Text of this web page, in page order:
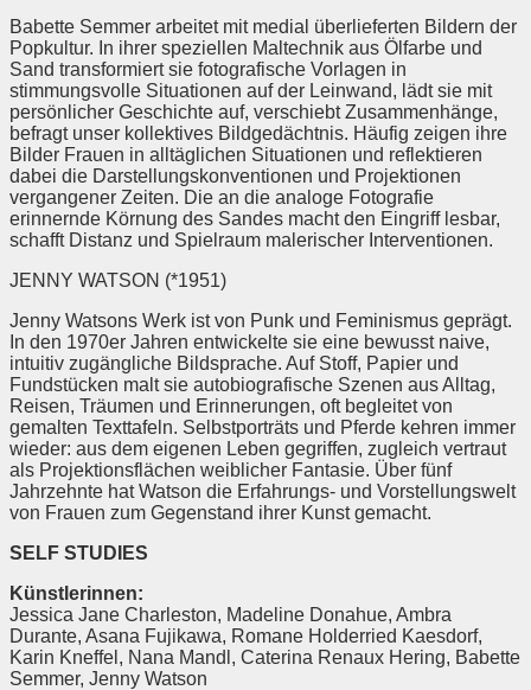
Babette Semmer arbeitet mit medial überlieferten Bildern der
Popkultur. In ihrer speziellen Maltechnik aus Ölfarbe und
Sand transformiert sie fotografische Vorlagen in
stimmungsvolle Situationen auf der Leinwand, lädt sie mit
persönlicher Geschichte auf, verschiebt Zusammenhänge,
befragt unser kollektives Bildgedächtnis. Häufig zeigen ihre
Bilder Frauen in alltäglichen Situationen und reflektieren
dabei die Darstellungskonventionen und Projektionen
vergangener Zeiten. Die an die analoge Fotografie
erinnernde Körnung des Sandes macht den Eingriff lesbar,
schafft Distanz und Spielraum malerischer Interventionen.
JENNY WATSON (*1951)
Jenny Watsons Werk ist von Punk und Feminismus geprägt.
In den 1970er Jahren entwickelte sie eine bewusst naive,
intuitiv zugängliche Bildsprache. Auf Stoff, Papier und
Fundstücken malt sie autobiografische Szenen aus Alltag,
Reisen, Träumen und Erinnerungen, oft begleitet von
gemalten Texttafeln. Selbstporträts und Pferde kehren immer
wieder: aus dem eigenen Leben gegriffen, zugleich vertraut
als Projektionsflächen weiblicher Fantasie. Über fünf
Jahrzehnte hat Watson die Erfahrungs- und Vorstellungswelt
von Frauen zum Gegenstand ihrer Kunst gemacht.
SELF STUDIES
Künstlerinnen:
Jessica Jane Charleston, Madeline Donahue, Ambra
Durante, Asana Fujikawa, Romane Holderried Kaesdorf,
Karin Kneffel, Nana Mandl, Caterina Renaux Hering, Babette
Semmer, Jenny Watson